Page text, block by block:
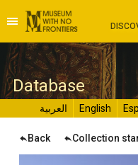
Database
English العربية
Back Collection